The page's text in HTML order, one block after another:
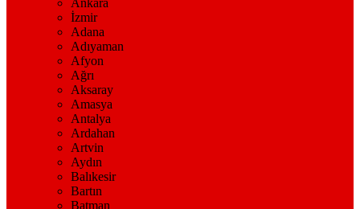
Ankara
İzmir
Adana
Adıyaman
Afyon
Ağrı
Aksaray
Amasya
Antalya
Ardahan
Artvin
Aydın
Balıkesir
Bartın
Batman